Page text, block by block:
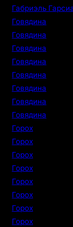
Габриэль
Говядина
Говядина
Говядина
Говядина
Говядина
Говядина
Говядина
Говядина
Горох
Горох
Горох
Горох
Горох
Горох
Горох
Горох